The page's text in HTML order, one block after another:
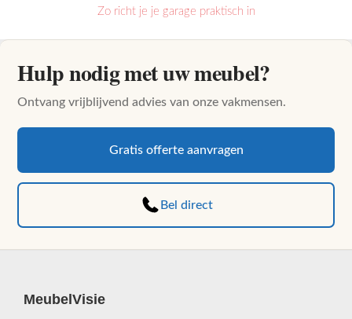
Zo richt je je garage praktisch in
Hulp nodig met uw meubel?
Ontvang vrijblijvend advies van onze vakmensen.
Gratis offerte aanvragen
Bel direct
MeubelVisie